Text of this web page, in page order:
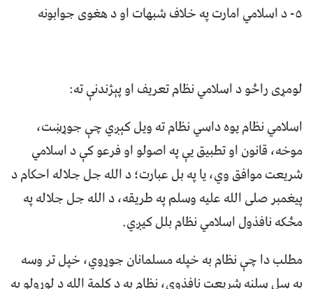
٥- د اسلامي امارت په خلاف شبهات او د هغوی جوابونه
لومړی راځو د اسلامي نظام تعریف او پېژندنې ته:
اسلامي نظام یوه داسي نظام ته ويل کېږي چې جوړښت،
موخه، قانون او تطبيق یې په اصولو او فرعو کې د اسلامي
شریعت موافق وي، يا په بل عبارت؛ د الله جل جلاله احکام د
پيغمبر صلی الله علیه وسلم په طريقه، د الله جل جلاله په
مځکه نافذول اسلامي نظام بلل کيږي.
مطلب دا چې نظام به خپله مسلمانان جوړوي، خپل تر وسه
به سل سلنه شریعت نافذوي، نظام به د کلمة الله د لوړولو په